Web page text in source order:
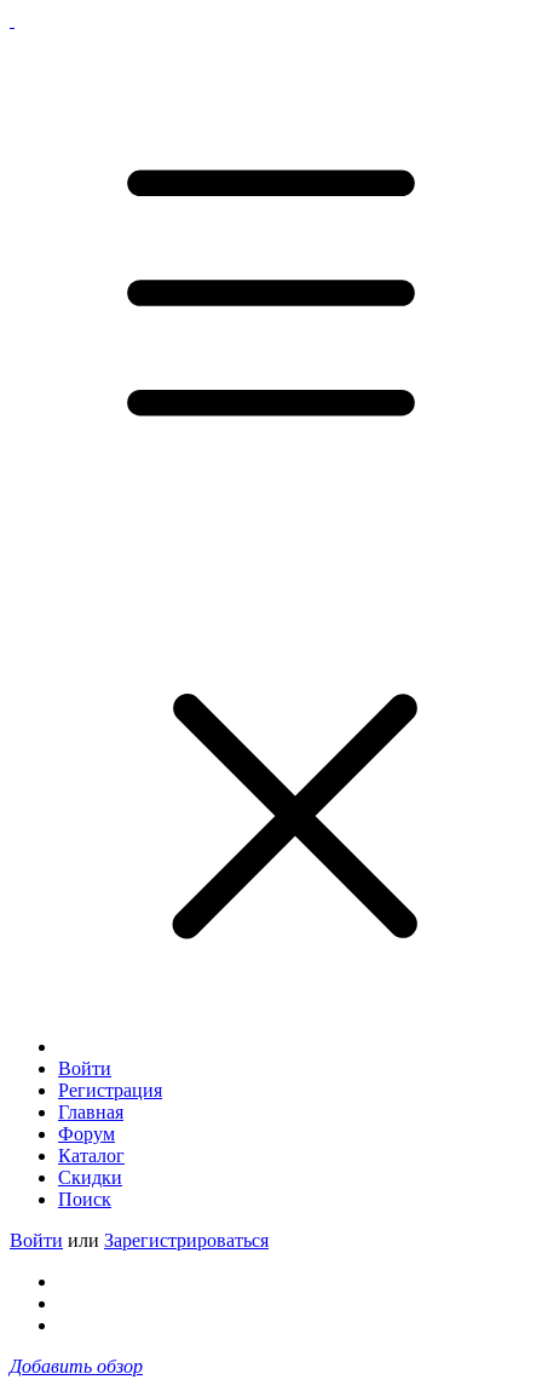
Войти
Регистрация
Главная
Форум
Каталог
Скидки
Поиск
Войти или Зарегистрироваться
Добавить обзор